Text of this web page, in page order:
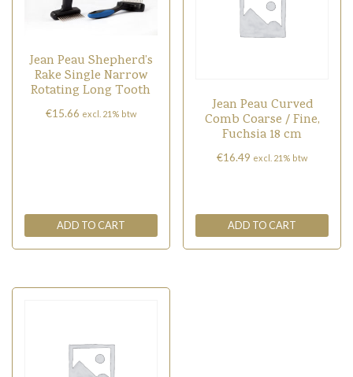
Jean Peau Shepherd’s
Rake Single Narrow
Rotating Long Tooth
€15.66 excl. 21% btw
ADD TO CART
Jean Peau Curved
Comb Coarse / Fine,
Fuchsia 18 cm
€16.49 excl. 21% btw
ADD TO CART